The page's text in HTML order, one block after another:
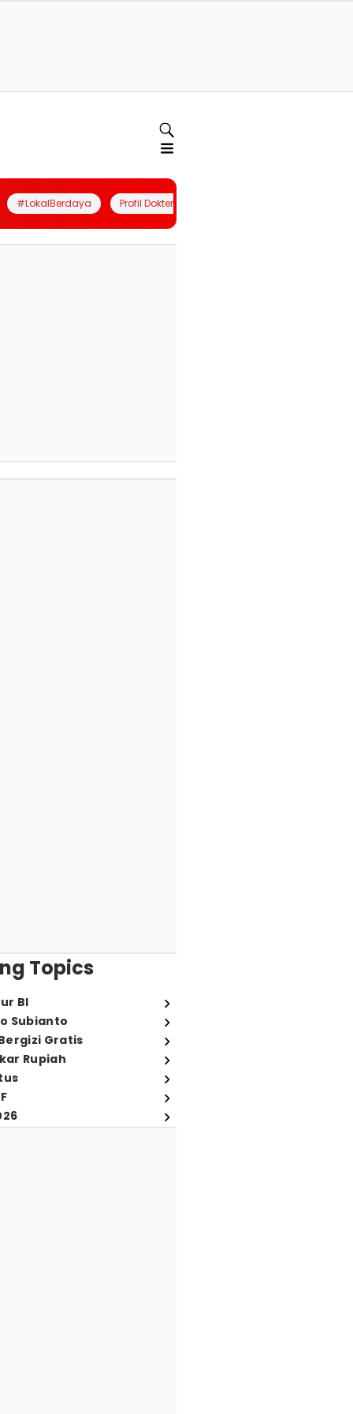
#LokalBerdaya Profil Dokter
Topics
BI
Subianto
Gratis
Rupiah